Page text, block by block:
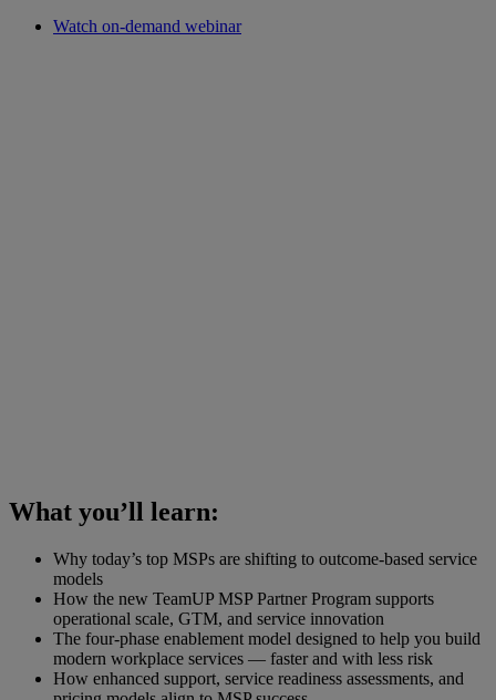
Watch on-demand webinar
What you’ll learn:
Why today’s top MSPs are shifting to outcome-based service
models
How the new TeamUP MSP Partner Program supports
operational scale, GTM, and service innovation
The four-phase enablement model designed to help you build
modern workplace services — faster and with less risk
How enhanced support, service readiness assessments, and